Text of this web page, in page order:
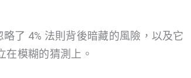
了 4% 法則背後暗藏的風險，以及它
在模糊的猜測上。